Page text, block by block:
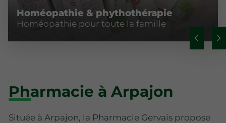
Homéopathie & phythothérapie
Homéopathie pour toute la famille
Pharmacie à Arpajon
Située à Arpajon, la Pharmacie Gervais propose